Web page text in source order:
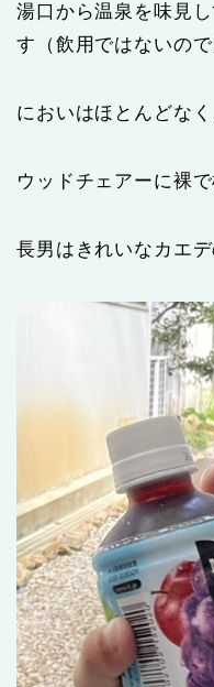
湯口から温泉を味見
す（飲用ではないの
においはほとんどな
ウッドチェアーに裸
長男はきれいなカエ